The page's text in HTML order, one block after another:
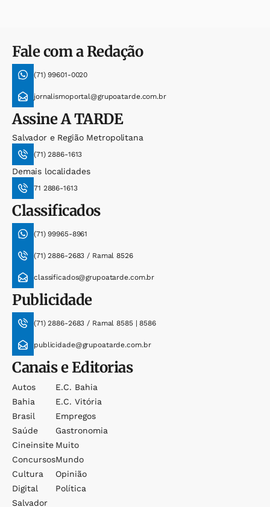
Fale com a Redação
(71) 99601-0020
jornalismoportal@grupoatarde.com.br
AssineA TARDE
Salvador e Região Metropolitana
(71) 2886-1613
Demais localidades
71 2886-1613
Classificados
(71) 99965-8961
(71) 2886-2683 / Ramal 8526
classificados@grupoatarde.com.br
Publicidade
(71) 2886-2683 / Ramal 8585 | 8586
publicidade@grupoatarde.com.br
Canais e Editorias
Autos
Bahia
Brasil
Saúde
Cineinsite
Concursos
Cultura
Digital
Salvador
E.c. Bahia
E.c. Vitória
Empregos
Gastronomia
Muito
Mundo
Opinião
Política